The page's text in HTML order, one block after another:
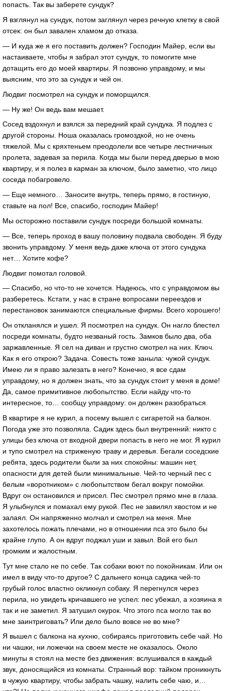
попасть. Так вы заберете сундук?
Я взглянул на сундук, потом заглянул через речную клетку в свой
отсек: он был завален хламом до отказа.
— И куда же я его поставить должен? Господин Майер, если вы
настаиваете, чтобы я забрал этот сундук, то помогите мне
дотащить его до моей квартиры. Я позвоню управдому, и мы
выясним, что это за сундук и чей он.
Людвиг посмотрел на сундук и поморщился.
— Ну же! Он ведь вам мешает.
Сосед вздохнул и взялся за передний край сундука. Я подлез с
другой стороны. Ноша оказалась громоздкой, но не очень
тяжелой. Мы с кряхтеньем преодолели все четыре лестничных
пролета, задевая за перила. Когда мы были перед дверью в мою
квартиру, и я полез в карман за ключом, было заметно, что лицо
соседа побагровело.
— Еще немного… Заносите внутрь, теперь прямо, в гостиную,
ставьте на пол! Все, спасибо, господин Майер!
Мы осторожно поставили сундук посреди большой комнаты.
— Все, теперь проход в вашу половину подвала свободен. Я буду
звонить управдому. У меня ведь даже ключа от этого сундука
нет… Хотите кофе?
Людвиг помотал головой.
— Спасибо, но что-то не хочется. Надеюсь, что с управдомом вы
разберетесь. Кстати, у нас в стране вопросами переездов и
перестановок занимаются специальные фирмы. Всего хорошего!
Он откланялся и ушел. Я посмотрел на сундук. Он нагло блестел
посреди комнаты, будто незваный гость. Замков было два, оба
заржавленные. Я сел на диван и грустно смотрел на них. Ключ.
Как я его открою? Задача. Совесть тоже заныла: чужой сундук.
Имею ли я право залезать в него? Конечно, я все сдам
управдому, но я должен знать, что за сундук стоит у меня в доме!
Да, самое примитивное любопытство. Если найду что-то
интересное, то… сообщу управдому: он должен разобраться.
В квартире я не курил, а посему вышел с сигаретой на балкон.
Погода уже это позволяла. Садик здесь был внутренний: никто с
улицы без ключа от входной двери попасть в него не мог. Я курил
и тупо смотрел на стриженую траву и деревья. Бегали соседские
ребята, здесь родители были за них спокойны: машин нет,
опасности для детей были минимальные. Чей-то черный пес с
белым «воротником» с любопытством бегал вокруг помойки.
Вдруг он остановился и присел. Пес смотрел прямо мне в глаза.
Я улыбнулся и помахал ему рукой. Пес не завилял хвостом и не
залаял. Он напряженно молчал и смотрел на меня. Мне
захотелось пожать плечами, но в отношении пса это было бы
крайне глупо. А он вдруг поджал уши и завыл. Вой его был
громким и жалостным.
Тут мне стало не по себе. Так собаки воют по покойникам. Или он
имел в виду что-то другое? С дальнего конца садика чей-то
грубый голос властно окликнул собаку. Я перегнулся через
перила, но увидеть кричавшего не успел: пес убежал, а хозяина я
так и не заметил. Я затушил окурок. Что этого пса могло так во
мне заинтриговать? Или дело было вовсе не во мне?
Я вышел с балкона на кухню, собираясь приготовить себе чай. Но
ни чашки, ни ложечки на своем месте не оказалось. Около
минуты я стоял на месте без движения: вслушивался в каждый
звук, доносящийся из комнаты. Странный вор: тайком проникнуть
в чужую квартиру, чтобы забрать чашку, налить себе чаю, и…